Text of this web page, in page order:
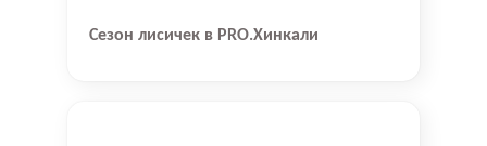
Сезон лисичек в PRO.Хинкали